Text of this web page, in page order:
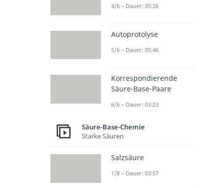
4/6 – Dauer: 05:26
Autoprotolyse
5/6 – Dauer: 05:46
Korrespondierende
Säure-Base-Paare
6/6 – Dauer: 03:23
Säure-Base-Chemie
Starke Säuren
Salzsäure
1/8 – Dauer: 03:57